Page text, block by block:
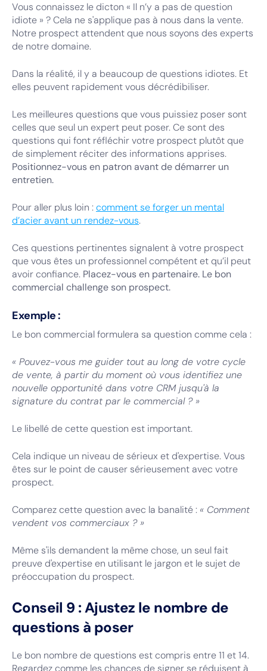
Vous connaissez le dicton « Il n’y a pas de question
idiote » ? Cela ne s'applique pas à nous dans la vente.
Notre prospect attendent que nous soyons des experts
de notre domaine.
Dans la réalité, il y a beaucoup de questions idiotes. Et
elles peuvent rapidement vous décrédibiliser.
Les meilleures questions que vous puissiez poser sont
celles que seul un expert peut poser. Ce sont des
questions qui font réfléchir votre prospect plutôt que
de simplement réciter des informations apprises.
Positionnez-vous en patron avant de démarrer un
entretien.
Pour aller plus loin :comment se forger un mental
d’acier avant un rendez-vous.
Ces questions pertinentes signalent à votre prospect
que vous êtes un professionnel compétent et qu’il peut
avoir confiance. Placez-vous en partenaire. Le bon
commercial challenge son prospect.
Exemple :
Le bon commercial formulera sa question comme cela :
« Pouvez-vous me guider tout au long de votre cycle
de vente, à partir du moment où vous identifiez une
nouvelle opportunité dans votre CRM jusqu'à la
signature du contrat par le commercial ? »
Le libellé de cette question est important.
Cela indique un niveau de sérieux et d'expertise. Vous
êtes sur le point de causer sérieusement avec votre
prospect.
Comparez cette question avec la banalité : « Comment
vendent vos commerciaux ? »
Même s'ils demandent la même chose, un seul fait
preuve d'expertise en utilisant le jargon et le sujet de
préoccupation du prospect.
Conseil 9 : Ajustez le nombre de
questions à poser
Le bon nombre de questions est compris entre 11 et 14.
Regardez comme les chances de signer se réduisent à